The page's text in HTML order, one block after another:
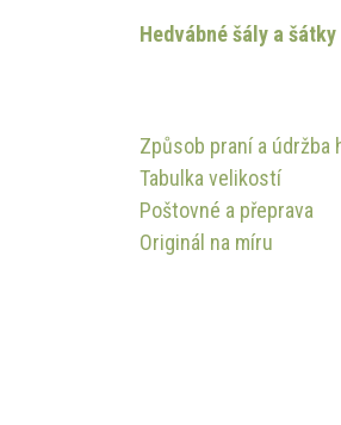
Hedvábné šály a šátky
Způsob praní a údržba
Tabulka velikostí
Poštovné a přeprava
Originál na míru